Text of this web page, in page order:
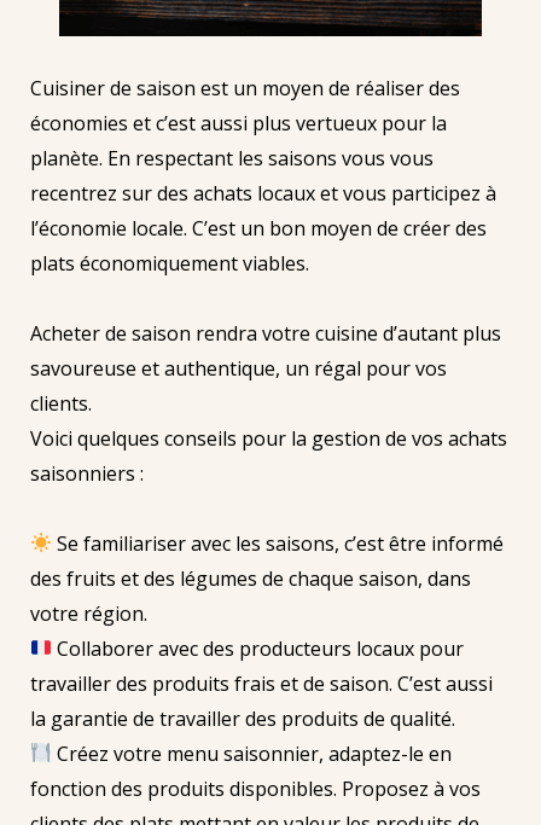
Cuisiner de saison est un moyen de réaliser des
économies et c’est aussi plus vertueux pour la
planète. En respectant les saisons vous vous
recentrez sur des achats locaux et vous participez à
l’économie locale. C’est un bon moyen de créer des
plats économiquement viables.
Acheter de saison rendra votre cuisine d’autant plus
savoureuse et authentique, un régal pour vos
clients.
Voici quelques conseils pour la gestion de vos achats
saisonniers :
Se familiariser avec les saisons, c’est être informé
des fruits et des légumes de chaque saison, dans
votre région.
Collaborer avec des producteurs locaux pour
travailler des produits frais et de saison. C’est aussi
la garantie de travailler des produits de qualité.
Créez votre menu saisonnier, adaptez-le en
fonction des produits disponibles. Proposez à vos